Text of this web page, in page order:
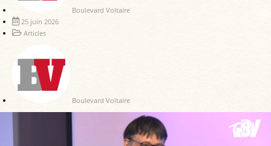
Boulevard Voltaire
25 juin 2026
Articles
Boulevard Voltaire